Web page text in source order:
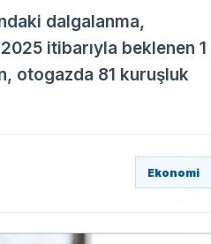
dalgalanma,
itibarıyla beklenen 1
otogazda 81 kuruşluk
Ekonomi